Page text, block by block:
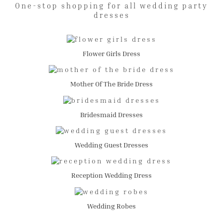
One-stop shopping for all wedding party
dresses
Flower Girls Dress
Mother Of The Bride Dress
Bridesmaid Dresses
Wedding Guest Dresses
Reception Wedding Dress
Wedding Robes